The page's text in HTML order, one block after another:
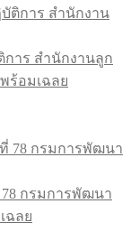
าร สำนักงานลูก
ร้อมเฉลย
กรมการพัฒนา
ฉลย